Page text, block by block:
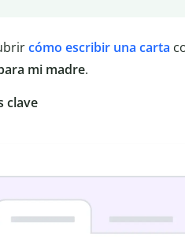
cómo escribir una carta
mi madre.
clave